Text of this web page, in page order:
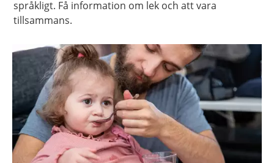
språkligt. Få information om lek och att vara
tillsammans.